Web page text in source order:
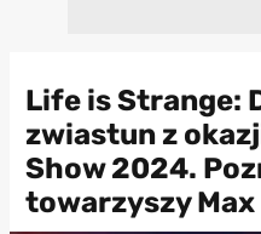
Life is Strange:
zwiastun z
Show 2024.
towarzyszy Max